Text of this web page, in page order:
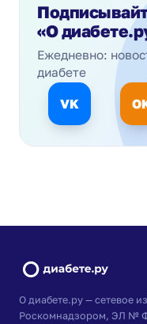
«О
Ежедневно:
диабете
VK
О диабете.ру — сетевое
Роскомнадзором, ЭЛ №